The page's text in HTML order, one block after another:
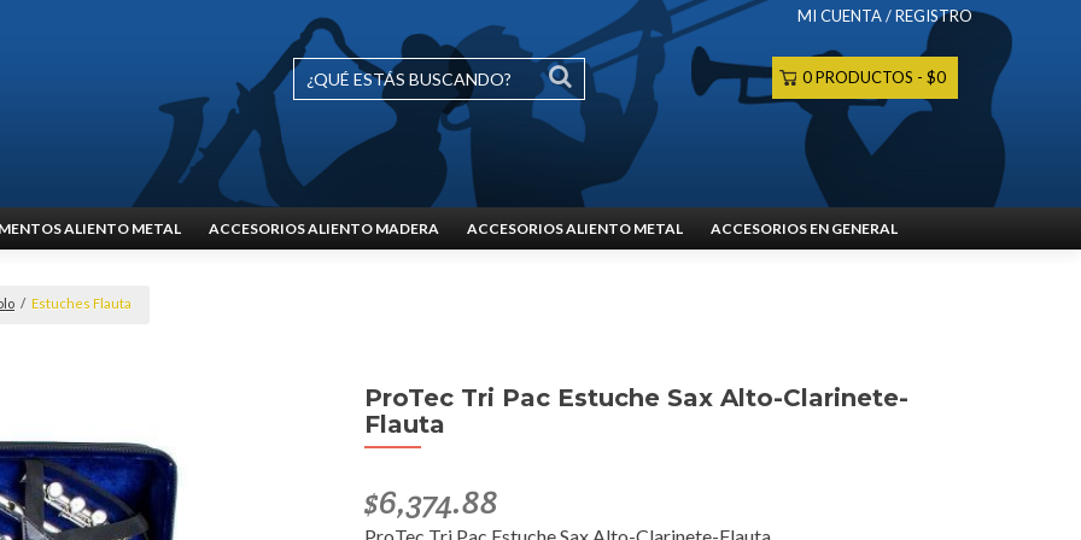
MI CUENTA / REGISTRO
0 PRODUCTOS $0
ALIENTO METAL ACCESORIOS ALIENTO MADERA ACCESORIOS ALIENTO METAL ACCESORIOS EN GENERAL
/ Estuches Flauta
ProTec Tri Pac Estuche Sax Alto-Clarinete-
Flauta
$6,374.88